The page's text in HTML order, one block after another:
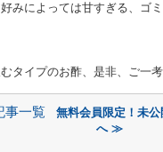
みによっては甘すぎる、ゴ
タイプのお酢、是非、ご一考
事一覧
無料会員限定！未
へ ≫